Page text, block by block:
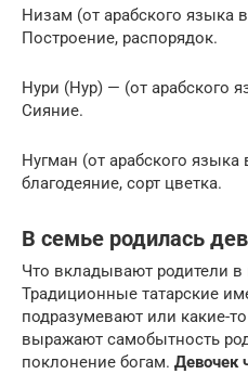
Низам (от арабского языка
Построение, распорядок.
Нури (Нур) — (от арабского
Сияние.
Нугман (от арабского
благодеяние, сорт цветка.
В семье родилась
Что вкладывают родители в
Традиционные татарские
подразумевают или какие-
выражают самобытность
поклонение богам. Девочек